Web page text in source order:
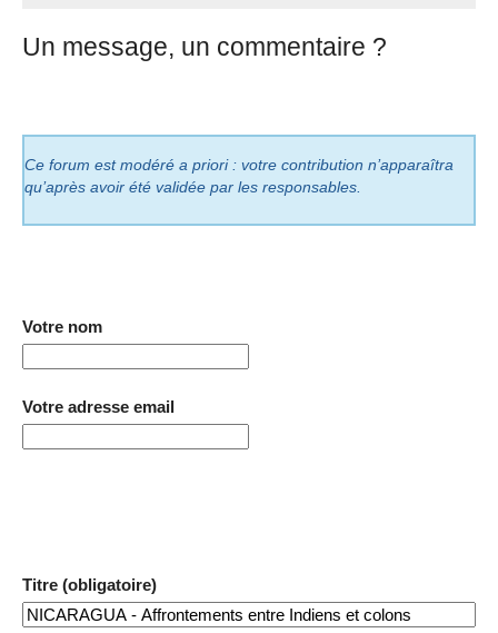
Un message, un commentaire ?
Ce forum est modéré a priori : votre contribution n’apparaîtra
qu’après avoir été validée par les responsables.
Votre nom
Votre adresse email
Titre (obligatoire)